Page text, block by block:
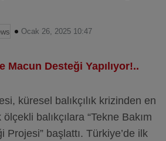
Ocak 26, 2025 10:47
Macun Desteği Yapılıyor!..
küresel balıkçılık krizinden en
balıkçılara “Tekne Bakım
Projesi” başlattı. Türkiye’de ilk